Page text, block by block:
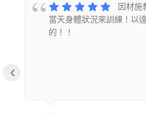
因材施
當天身體狀況來訓練！以
的！！
‹